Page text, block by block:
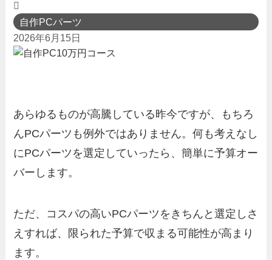
自作PCパーツ
2026年6月15日
あらゆるものが高騰している昨今ですが、もちろ
んPCパーツも例外ではありません。何も考えなし
にPCパーツを選定していったら、簡単に予算オー
バーします。
ただ、コスパの高いPCパーツをきちんと選定しさ
えすれば、限られた予算で収まる可能性が高まり
ます。